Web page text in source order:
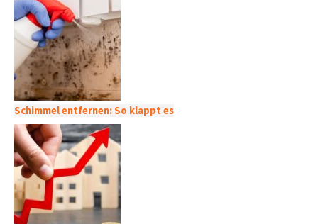
Schimmel entfernen: So klappt es